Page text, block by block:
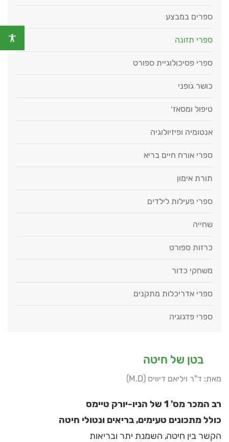
ספרים במבצע
ספרי תזונה
ספרי פסיכולוגיית ספורט
כושר גופני
טיפול ומסאז׳
אנטומיה ופיזיולוגיה
ספרי אורח חיים בריא
תורת אימון
ספרי פעילות לילדים
שחייה
כרזות ספורט
משחקי כדור
ספרי אדריכלות מתקנים
ספרי פדגוגיה
בטן של חיטה
מאת: ד"ר ויליאם דיוויס (M.D)
רב המכר מס' 1 של הניו-יורק טיימס
כולל מתכונים טעימים, בריאים ונטולי חיטה
הקשר בין חיטה, השמנת יתר ובריאות